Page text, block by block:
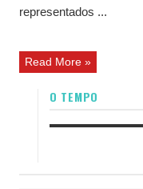
representados ...
Read More »
O TEMPO